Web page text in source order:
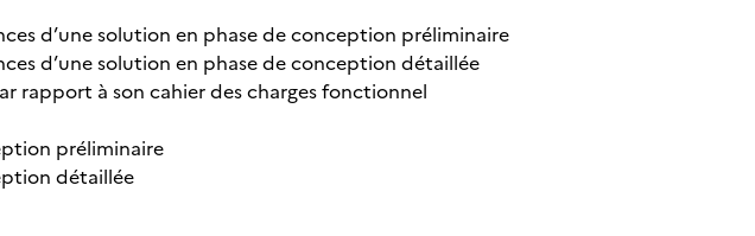
d’une solution en phase de conception préliminaire
d’une solution en phase de conception détaillée
rapport à son cahier des charges fonctionnel
préliminaire
détaillée